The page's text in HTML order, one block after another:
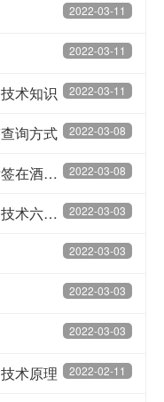
2022-03-11
2022-03-11
2022-03-11
术知识
2022-03-08
询方式
2022-03-08
价值吗?
2022-03-03
个原则
2022-03-03
2022-03-03
2022-03-03
2022-02-11
术原理